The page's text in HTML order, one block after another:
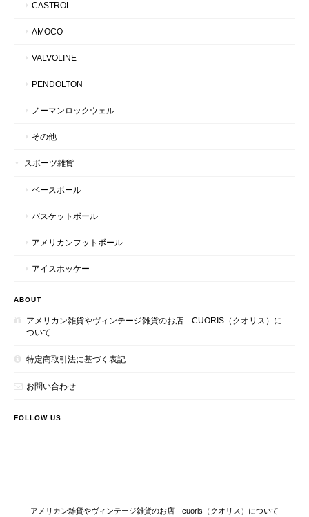
CASTROL
AMOCO
VALVOLINE
PENDOLTON
ノーマンロックウェル
その他
スポーツ雑貨
ベースボール
バスケットボール
アメリカンフットボール
アイスホッケー
ABOUT
アメリカン雑貨やヴィンテージ雑貨のお店 CUORIS（クオリス）に
ついて
特定商取引法に基づく表記
お問い合わせ
FOLLOW US
アメリカン雑貨やヴィンテージ雑貨のお店 cuoris（クオリス）について